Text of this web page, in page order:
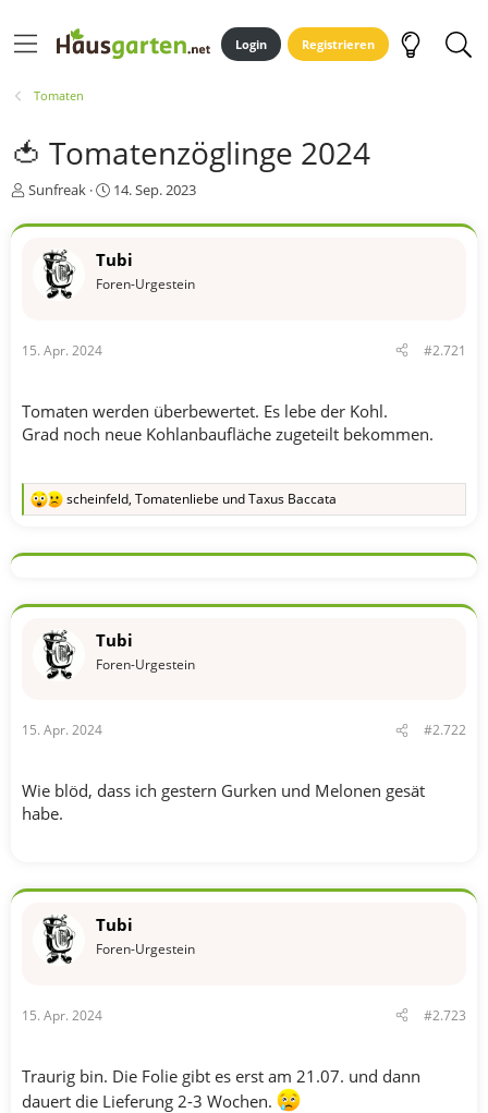
Login Registrieren
Tomaten
🍅 Tomatenzöglinge 2024
E
s
r
Sunfreak
E
s
e
l
14. Sep. 2023
Tubi
Foren-Urgestein
15. Apr. 2024 #2.721
Tomaten werden überbewertet. Es lebe der Kohl.
Grad noch neue Kohlanbaufläche zugeteilt bekommen.
R
k
o
scheinfeld, Tomatenliebe undTaxus Baccata
Tubi
Foren-Urgestein
15. Apr. 2024 #2.722
Wie blöd, dass ich gestern Gurken und Melonen gesät
habe.
Tubi
Foren-Urgestein
15. Apr. 2024 #2.723
Traurig bin. Die Folie gibt es erst am 21.07. und dann
dauert die Lieferung 2-3 Wochen.